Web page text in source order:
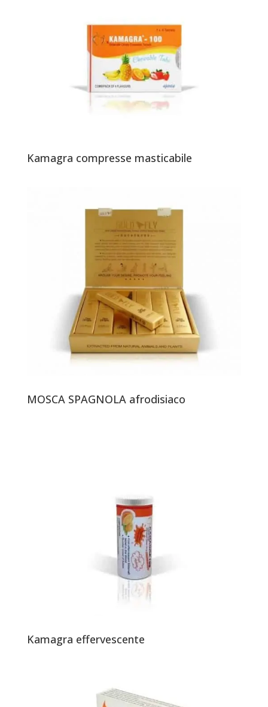
Kamagra compresse masticabile
MOSCA SPAGNOLA afrodisiaco
Kamagra effervescente